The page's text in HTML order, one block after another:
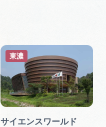
サイエンスワールド
東濃